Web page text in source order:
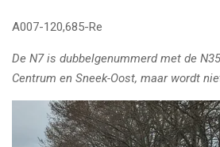
A007-120,685-Re
De N7 is dubbelgenummerd met de
Centrum en Sneek-Oost, maar wordt